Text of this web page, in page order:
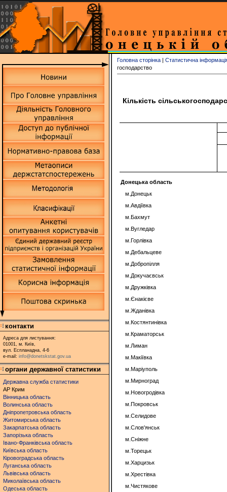
контакти
Адреса для листування:
01001, м. Київ,
вул. Еспланадна, 4-6
e-mail: info@donetskstat.gov.ua
органи державної статистики
Державна служба статистики
АР Крим
Вінницька область
Волинська область
Дніпропетровська область
Житомирська область
Закарпатська область
Запорізька область
Івано-Франківська область
Київська область
Кіровоградська область
Луганська область
Львівська область
Миколаївська область
Одеська область
Головна сторінка | Статистична
господарство
Кількість
Донецька область
м.Донецьк
м.Авдіївка
м.Бахмут
м.Вугледар
м.Горлівка
м.Дебальцеве
м.Добропілля
м.Докучаєвськ
м.Дружківка
м.Єнакієве
м.Жданівка
м.Костянтинівка
м.Краматорськ
м.Лиман
м.Макіївка
м.Маріуполь
м.Мирноград
м.Новогродівка
м.Покровськ
м.Селидове
м.Слов'янськ
м.Сніжне
м.Торецьк
м.Харцизьк
м.Хрестівка
м.Чистякове